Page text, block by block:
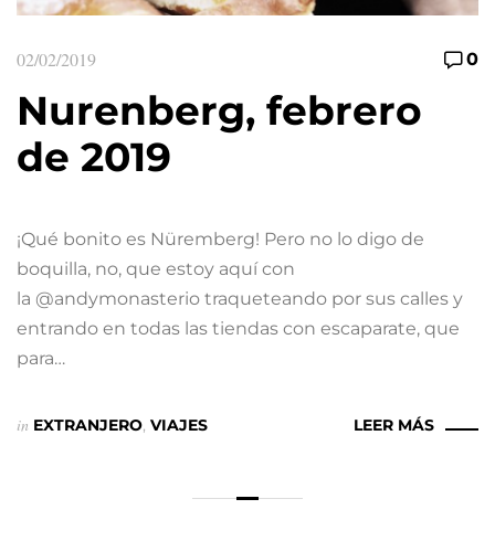
02/02/2019 0
Nurenberg, febrero
de 2019
¡Qué bonito es Nüremberg! Pero no lo digo de
boquilla, no, que estoy aquí con
la @andymonasterio traqueteando por sus calles y
entrando en todas las tiendas con escaparate, que
para…
in EXTRANJERO, VIAJES LEER MÁS